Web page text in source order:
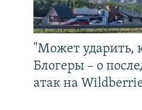
"Может ударить,
Блогеры – о
атак на